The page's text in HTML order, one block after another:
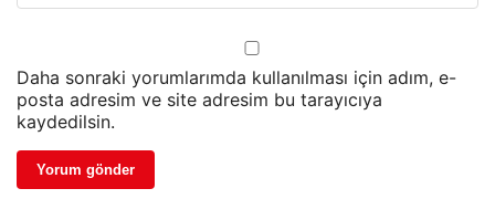
Daha sonraki yorumlarımda kullanılması için adım, e-
posta adresim ve site adresim bu tarayıcıya
kaydedilsin.